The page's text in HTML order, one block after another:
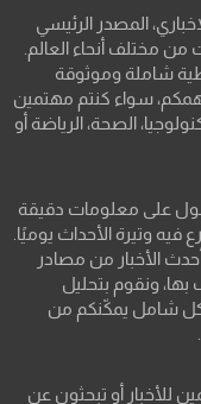
المصدر الرئيسي
من مختلف أنحاء العالم.
شاملة وموثوقة
سواء كنتم مهتمين
الصحة، الرياضة أو
على معلومات دقيقة
وتيرة الأحداث يوميًا.
الأخبار من مصادر
ونقوم بتحليل
شامل يمكّنكم من
للأخبار أو تبحثون عن